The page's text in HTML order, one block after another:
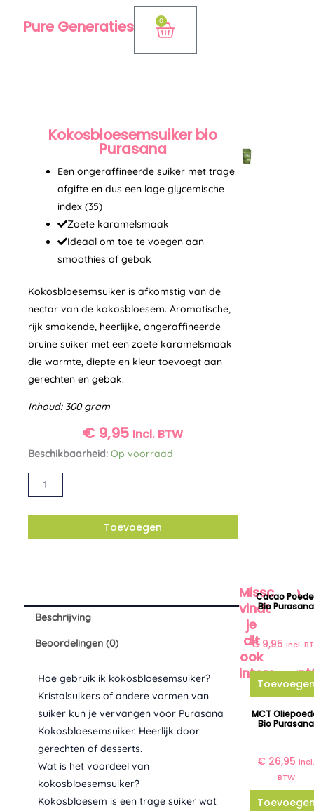
Pure Generaties 0
Winkelwagen
Kokosbloesemsuiker bio
Purasana
Een ongeraffineerde suiker met trage
afgifte en dus een lage glycemische
index (35)
Zoete karamelsmaak
Ideaal om toe te voegen aan
smoothies of gebak
Kokosbloesemsuiker is afkomstig van de
nectar van de kokosbloesem. Aromatische,
rijk smakende, heerlijke, ongeraffineerde
bruine suiker met een zoete karamelsmaak
die warmte, diepte en kleur toevoegt aan
gerechten en gebak.
Inhoud: 300 gram
€9,95 Incl. BTW
Beschikbaarheid: Op voorraad
Kokosbloesemsuiker
bio
Purasana
Toevoegen
Beschrijving
Beoordelingen (0)
Hoe gebruik ik kokosbloesemsuiker?
Kristalsuikers of andere vormen van
suiker kun je vervangen voor Purasana
Kokosbloesemsuiker. Heerlijk door
gerechten of desserts.
Wat is het voordeel van
kokosbloesemsuiker?
Kokosbloesem is een trage suiker wat
Misschien
vindt
je
dit
ook
Cacao
Bio Purasana
€9,95 incl.
MCT
Bio Purasana
€ 26,95
BTW